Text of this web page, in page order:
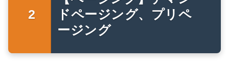
ドページング、プリペ
ージング